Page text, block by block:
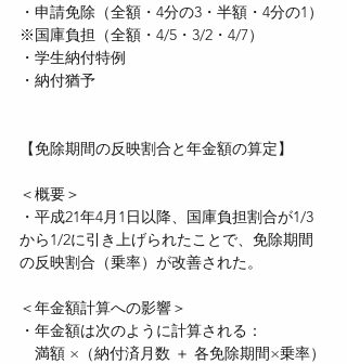
・申請免除（全額・4分の3・半額・4分の1）
※国庫負担（全額・4/5・3/2・4/7）
・学生納付特例
・納付猶予
【免除期間の反映割合と年金額の算定】
＜概要＞
・平成21年4月1日以降、国庫負担割合が1/3
から1/2に引き上げられたことで、免除期間
の反映割合（乗率）が改善された。
＜年金額計算への影響＞
・年金額は次のように計算される：
満額 ×（納付済月数 ＋ 各免除期間×乗率）